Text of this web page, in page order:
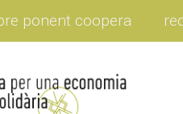
ponent coopera